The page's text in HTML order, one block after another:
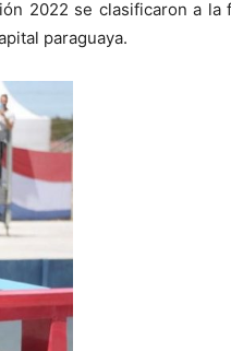
2022 se clasificaron a la
paraguaya.